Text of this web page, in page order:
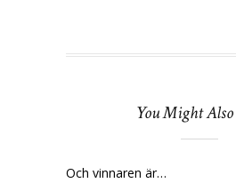
You Might
Och vinnaren är…